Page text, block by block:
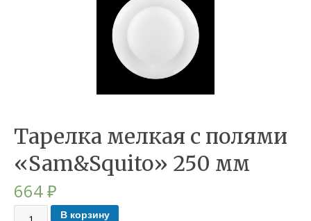
Тарелка мелкая с полями
«Sam&Squito» 250 мм
664₽
В корзину